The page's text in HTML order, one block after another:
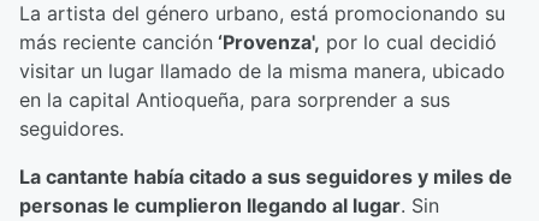
La artista del género urbano, está promocionando su
más reciente canción ‘Provenza', por lo cual decidió
visitar un lugar llamado de la misma manera, ubicado
en la capital Antioqueña, para sorprender a sus
seguidores.
La cantante había citado a sus seguidores y miles de
personas le cumplieron llegando al lugar. Sin